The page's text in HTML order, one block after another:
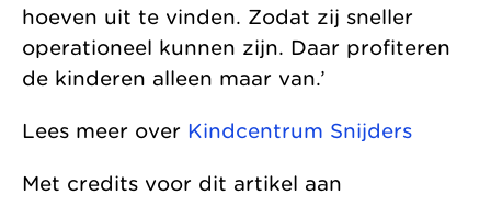
hoeven uit te vinden. Zodat zij sneller
operationeel kunnen zijn. Daar profiteren
de kinderen alleen maar van.’
Lees meer over Kindcentrum Snijders
Met credits voor dit artikel aan